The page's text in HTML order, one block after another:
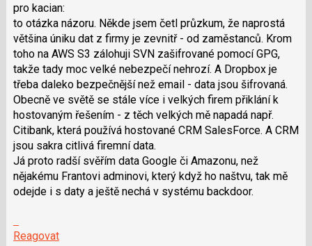
klávesy
N
pro
následující
a
P
pro
předchozí
nový
názor
pro kacian:
to otázka názoru. Někde jsem četl průzkum, že naprostá
většina úniku dat z firmy je zevnitř - od zaměstanců. Krom
toho na AWS S3 zálohuji SVN zašifrované pomocí GPG,
takže tady moc velké nebezpečí nehrozí. A Dropbox je
třeba daleko bezpečnější než email - data jsou šifrovaná.
Obecně ve světě se stále více i velkých firem přiklání k
hostovaným řešením - z těch velkých mě napadá např.
Citibank, která používá hostované CRM SalesForce. A CRM
jsou sakra citlivá firemní data.
Já proto radší svěřím data Google či Amazonu, než
nějakému Frantovi adminovi, který když ho naštvu, tak mě
odejde i s daty a ještě nechá v systému backdoor.
na
Reagovat